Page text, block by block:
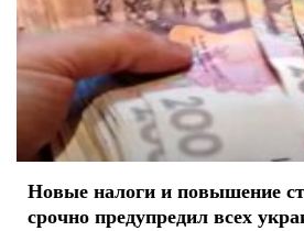
Новые налоги и повышение
срочно предупредил всех